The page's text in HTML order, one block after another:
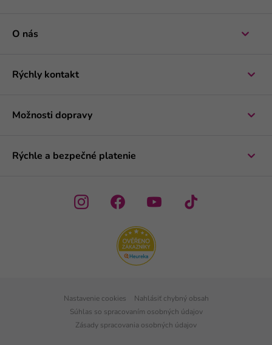
O nás
Rýchly kontakt
Možnosti dopravy
Rýchle a bezpečné platenie
Nastavenie cookies
Nahlásiť chybný obsah
Súhlas so spracovaním osobných údajov
Zásady spracovania osobných údajov